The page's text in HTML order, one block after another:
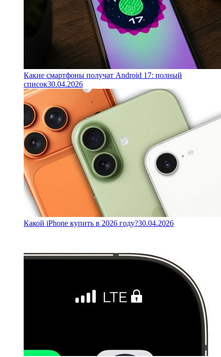
Какие смартфоны получат Android 17: полный
список30.04.2026
Какой iPhone купить в 2026 году?30.04.2026